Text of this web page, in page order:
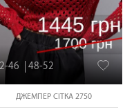
46 48-52
ДЖЕМПЕР СІТКА 2750